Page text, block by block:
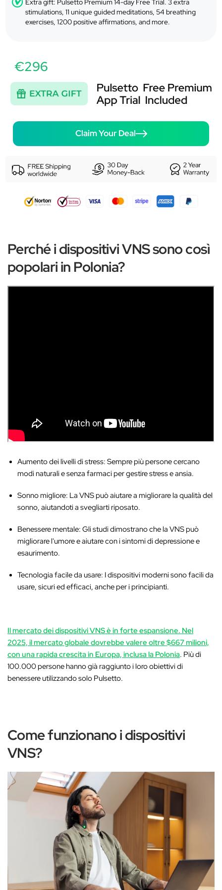
Extra gift: Pulsetto Premium 14-day Free Trial. 3 extra
stimulations, 11 unique guided meditations, 54 breathing
exercises, 1200 positive affirmations, and more.
€296
Claim Your Deal
Perché i dispositivi VNS sono così
popolari in Polonia?
Aumento dei livelli di stress: Sempre più persone cercano
modi naturali e senza farmaci per gestire stress e ansia.
Sonno migliore: La VNS può aiutare a migliorare la qualità del
sonno, aiutandoti a svegliarti riposato.
Benessere mentale: Gli studi dimostrano che la VNS può
migliorare l'umore e aiutare con i sintomi di depressione e
esaurimento.
Tecnologia facile da usare: I dispositivi moderni sono facili da
usare, sicuri ed efficaci, anche per i principianti.
Il mercato dei dispositivi VNS è in forte espansione. Nel
2025, il mercato globale dovrebbe valere oltre$667 milioni,
con una rapida crescita in Europa, inclusa la Polonia. Più di
100.000 persone hanno già raggiunto i loro obiettivi di
benessere utilizzando solo Pulsetto.
Come funzionano i dispositivi
VNS?